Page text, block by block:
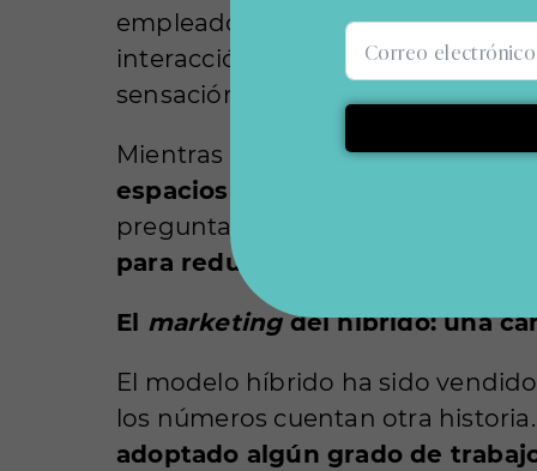
empleados deben “cazar” un
interacción y la creatividad, pero
sensación de que la oficina es un
Mientras tanto, los diseñadores
espacios biophílicos y
pregunta sigue en el aire:
para reducir costos sin perder
El marketingdel híbrido: una
El modelo híbrido ha sido
los números cuentan otra
adoptado algún grado de